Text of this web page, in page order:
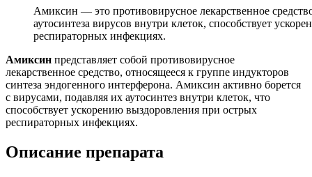
Амиксин — это противовирусное лекарственное
аутосинтеза вирусов внутри клеток, способствует
респираторных инфекциях.
Амиксин представляет собой противовирусное
лекарственное средство, относящееся к группе индукторов
синтеза эндогенного интерферона. Амиксин активно борется
с вирусами, подавляя их аутосинтез внутри клеток, что
способствует ускорению выздоровления при острых
респираторных инфекциях.
Описание препарата